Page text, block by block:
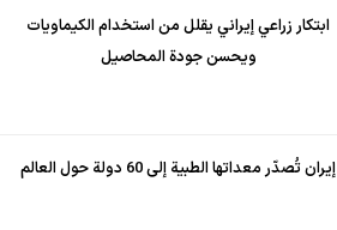
ابتكار زراعي إيراني يقلل من استخدام الكيماويات
ويحسن جودة المحاصيل
إيران تُصدّر معداتها الطبية إلى 60 دولة حول العالم